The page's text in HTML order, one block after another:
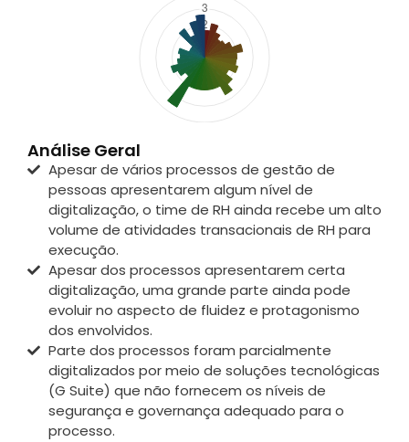
Análise Geral
Apesar de vários processos de gestão de
pessoas apresentarem algum nível de
digitalização, o time de RH ainda recebe um alto
volume de atividades transacionais de RH para
execução.
Apesar dos processos apresentarem certa
digitalização, uma grande parte ainda pode
evoluir no aspecto de fluidez e protagonismo
dos envolvidos.
Parte dos processos foram parcialmente
digitalizados por meio de soluções tecnológicas
(G Suite) que não fornecem os níveis de
segurança e governança adequado para o
processo.